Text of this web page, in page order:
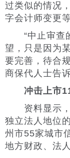
过类似的情况
字会计师变更等
“中止审查的
望，只是因为
要完善，待合
商保代人士告
冲击上市
资料显示，
独立法人地位
州市55家城市
地方财政、法